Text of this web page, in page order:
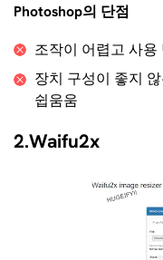
Photoshop의 단점
조작이 어렵고 사용
장치 구성이 좋지
쉽움움
2.Waifu2x